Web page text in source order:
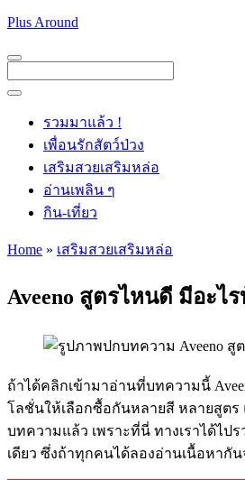
Skip
content
Plus Around
Menu
Menu
รวมมาแล้ว !
เพื่อนรักสัตว์ป่วง
เสริมสวยเสริมหล่อ
อ่านเพลิน ๆ
กิน-เที่ยว
Home » เสริมสวยเสริมหล่อ
Aveeno สูตรไหนดี มีอะไ
ถ้าได้คลิกเข้ามาอ่านที่บทความนี้
โลชั่นให้เลือกซื้อกันหลายสี หลายสูต
บทความแล้ว เพราะที่นี่ ทางเราได้ไป
เดียว ซึ่งถ้าทุกคนได้ลองอ่านเนื้อหากั